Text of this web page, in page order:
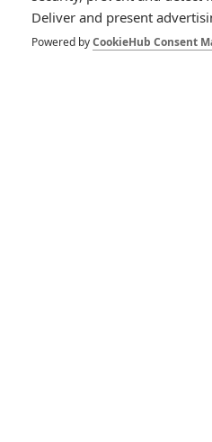
Spider-Man: Zbrusu nový den –
překvapivě emotivní a osobní film
Deliver and present
Powered byCookieHub Consent